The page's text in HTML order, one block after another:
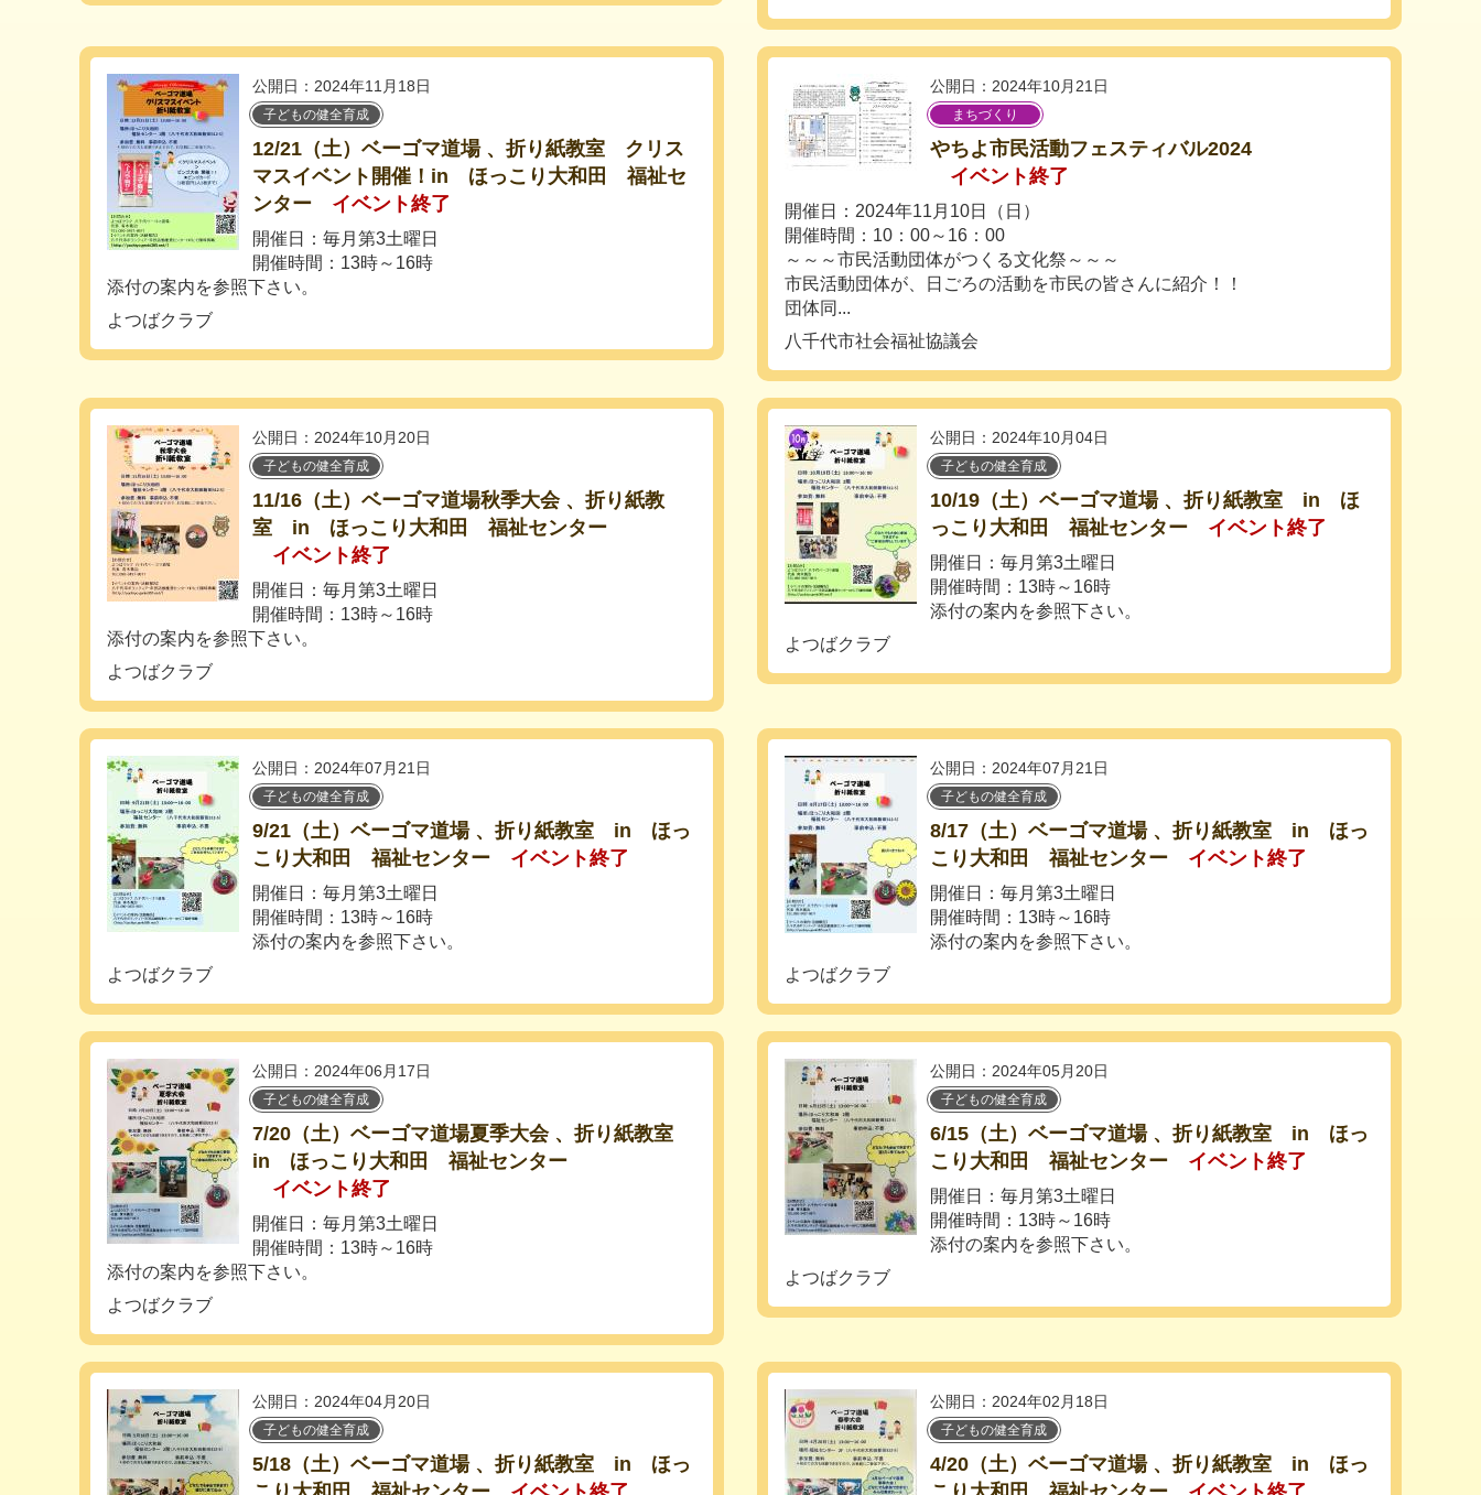
公開日：2024年11月18日
子どもの健全育成
12/21（土）ベーゴマ道場 、折り紙教室 クリス
マスイベント開催！in ほっこり大和田 福祉セ
ンター
イベント終了
開催日：毎月第3土曜日
開催時間：13時～16時
添付の案内を参照下さい。
よつばクラブ
公開日：2024年10月21日
まちづくり
やちよ市民活動フェスティバル2024
イベント終了
開催日：2024年11月10日（日）
開催時間：10：00～16：00
～～～市民活動団体がつくる文化祭～～～
市民活動団体が、日ごろの活動を市民の皆さんに紹介！！
団体同...
八千代市社会福祉協議会
公開日：2024年10月20日
子どもの健全育成
11/16（土）ベーゴマ道場秋季大会 、折り紙教
室 in ほっこり大和田 福祉センター
イベント終了
開催日：毎月第3土曜日
開催時間：13時～16時
添付の案内を参照下さい。
よつばクラブ
公開日：2024年10月04日
子どもの健全育成
10/19（土）ベーゴマ道場 、折り紙教室 in ほ
っこり大和田 福祉センター
イベント終了
開催日：毎月第3土曜日
開催時間：13時～16時
添付の案内を参照下さい。
よつばクラブ
公開日：2024年07月21日
子どもの健全育成
9/21（土）ベーゴマ道場 、折り紙教室 in ほっ
こり大和田 福祉センター
イベント終了
開催日：毎月第3土曜日
開催時間：13時～16時
添付の案内を参照下さい。
よつばクラブ
公開日：2024年07月21日
子どもの健全育成
8/17（土）ベーゴマ道場 、折り紙教室 in ほっ
こり大和田 福祉センター
イベント終了
開催日：毎月第3土曜日
開催時間：13時～16時
添付の案内を参照下さい。
よつばクラブ
公開日：2024年06月17日
子どもの健全育成
7/20（土）ベーゴマ道場夏季大会 、折り紙教室
in ほっこり大和田 福祉センター
イベント終了
開催日：毎月第3土曜日
開催時間：13時～16時
添付の案内を参照下さい。
よつばクラブ
公開日：2024年05月20日
子どもの健全育成
6/15（土）ベーゴマ道場 、折り紙教室 in ほっ
こり大和田 福祉センター
イベント終了
開催日：毎月第3土曜日
開催時間：13時～16時
添付の案内を参照下さい。
よつばクラブ
公開日：2024年04月20日
子どもの健全育成
5/18（土）ベーゴマ道場 、折り紙教室 in ほっ
公開日：2024年02月18日
子どもの健全育成
4/20（土）ベーゴマ道場 、折り紙教室 in ほっ